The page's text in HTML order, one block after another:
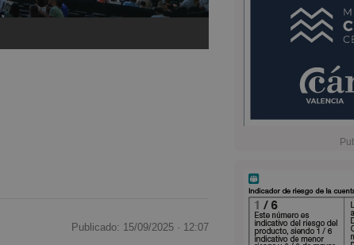
Publicado: 15/09/2025 · 12:07